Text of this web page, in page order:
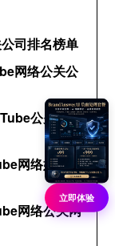
司排名榜单
网络公关公
公关网络
网络媒体公
网络公关网
立即体验